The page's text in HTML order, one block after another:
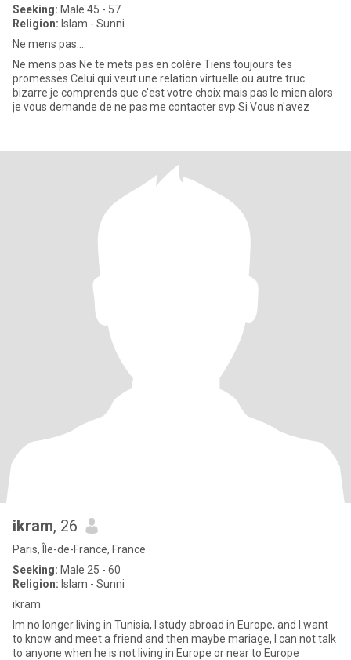
Seeking: Male 45 - 57
Religion: Islam - Sunni
Ne mens pas....
Ne mens pas Ne te mets pas en colère Tiens toujours tes
promesses Celui qui veut une relation virtuelle ou autre truc
bizarre je comprends que c'est votre choix mais pas le mien alors
je vous demande de ne pas me contacter svp Si Vous n'avez
ikram, 26
Paris, Île-de-France, France
Seeking: Male 25 - 60
Religion: Islam - Sunni
ikram
Im no longer living in Tunisia, I study abroad in Europe, and I want
to know and meet a friend and then maybe mariage, I can not talk
to anyone when he is not living in Europe or near to Europe